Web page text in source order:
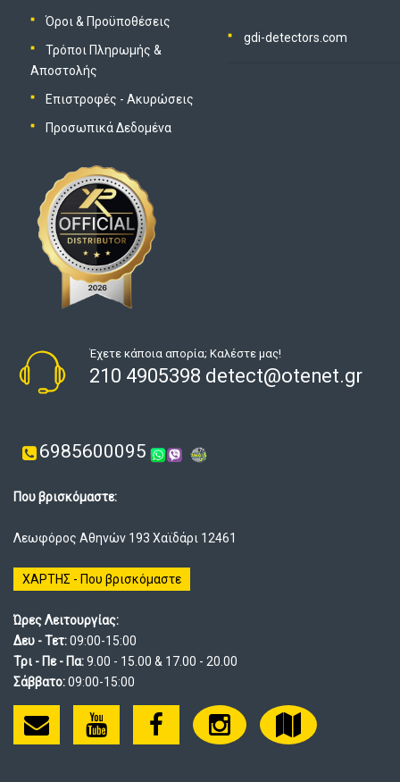
Όροι & Προϋποθέσεις
Τρόποι Πληρωμής &
Αποστολής
Επιστροφές - Ακυρώσεις
Προσωπικά Δεδομένα
gdi-detectors.com
Έχετε κάποια απορία; Καλέστε μας!
210 4905398 detect@otenet.gr
6985600095
Που βρισκόμαστε:
Λεωφόρος Αθηνών 193 Χαϊδάρι 12461
ΧΑΡΤΗΣ - Που βρισκόμαστε
Ώρες Λειτουργίας:
Δευ - Τετ:09:00-15:00
Τρι - Πε - Πα:9.00 - 15.00 & 17.00 - 20.00
Σάββατο:09:00-15:00